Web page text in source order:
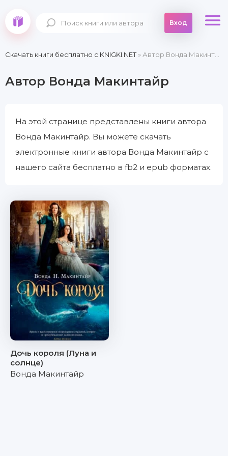
Вход
Скачать книги бесплатно c KNIGKI.NET» Автор Вонда Макинтайр
Автор Вонда Макинтайр
На этой странице представлены книги автора
Вонда Макинтайр. Вы можете скачать
электронные книги автора Вонда Макинтайр с
нашего сайта бесплатно в fb2 и epub форматах.
Дочь короля (Луна и
солнце)
Вонда Макинтайр